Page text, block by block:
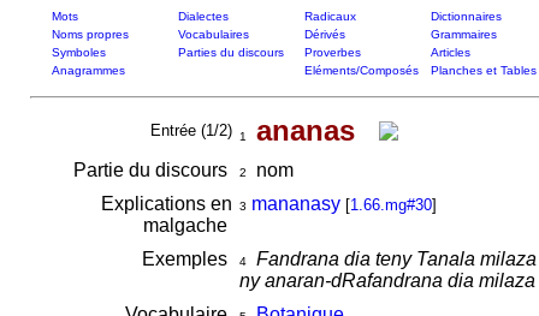
Mots Dialectes Radicaux
Dictionnaires
Noms propres
Vocabulaires Dérivés
Grammaires
Symboles
Parties du discours Proverbes
Articles
Anagrammes
Eléments/Composés Planches et Tables
Entrée (1/2) 1 ananas
Partie du discours 2
nom
Explications en
malgache
3 mananasy [1.66.mg#30]
Exemples 4
Fandrana dia teny Tanala milaza
ny anaran-dRafandrana dia